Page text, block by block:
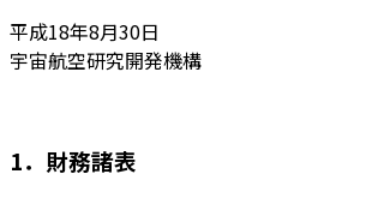
平成18年8月30日
宇宙航空研究開発機構
1．財務諸表